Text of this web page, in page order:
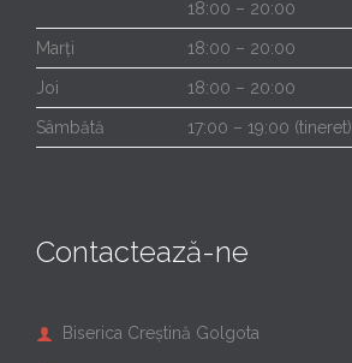
18:00 – 20:00
Marți 18:00 – 20:00
Joi 18:00 – 20:00
Sâmbătă 17:00 – 19:00 (tineret)
Contactează-ne
 Biserica Creștină Golgota